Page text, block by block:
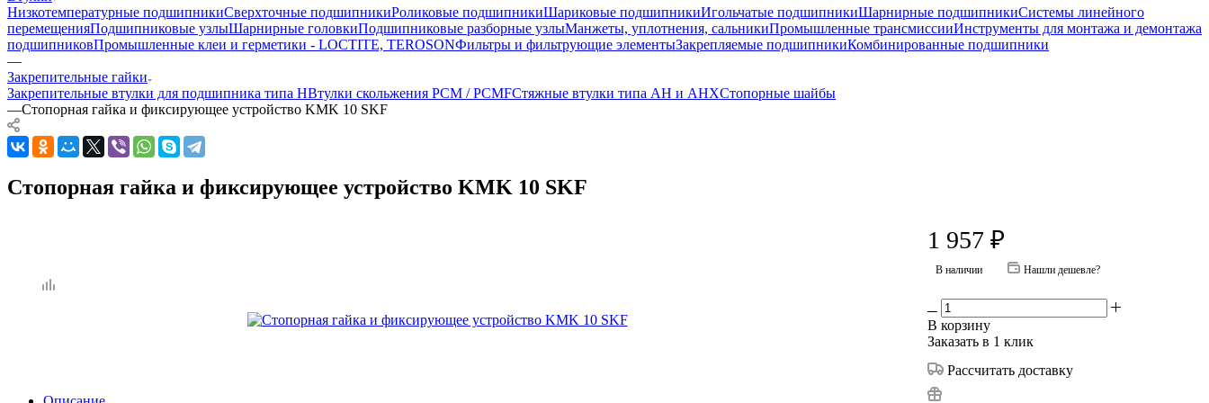
Низкотемпературные подшипникиСверхточные подшипникиРоликовые подшипникиШариковые подшипникиИгольчатые подшипникиШарнирные подшипникиСистемы линейного
перемещенияПодшипниковые узлыШарнирные головкиПодшипниковые разборные узлыМанжеты, уплотнения, сальникиПромышленные трансмиссииИнструменты для монтажа и демонтажа
подшипниковПромышленные клеи и герметики - LOCTITE, TEROSONФильтры и фильтрующие элементыЗакрепляемые подшипникиКомбинированные подшипники
—
Закрепительные гайки
Закрепительные втулки для подшипника типа HВтулки скольжения PCM / PCMFСтяжные втулки типа AH и AHXСтопорные шайбы
—Стопорная гайка и фиксирующее устройство KMK 10 SKF
Стопорная гайка и фиксирующее устройство KMK 10 SKF
1 957 ₽
В наличии Нашли дешевле?
В корзину
Заказать в 1 клик
Рассчитать доставку